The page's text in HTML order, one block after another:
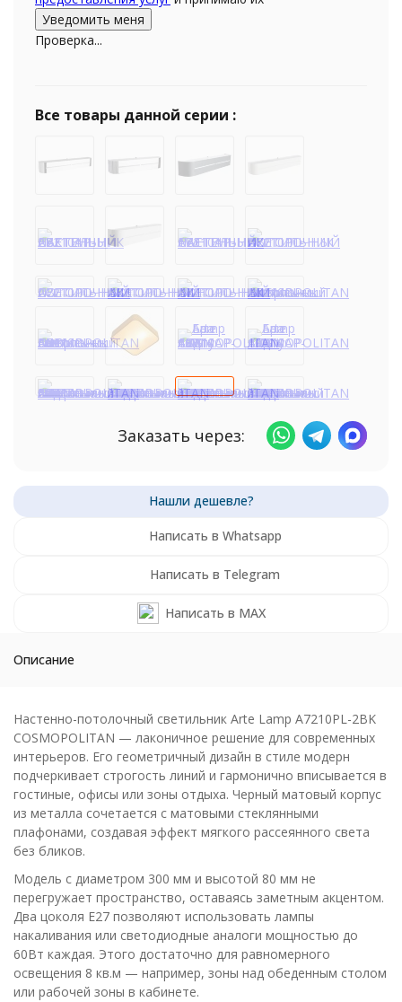
Проверка...
Все товары данной серии :
Заказать через:
Написать в Whatsapp
Написать в Telegram
Написать в MAX
Описание
Настенно-потолочный светильник Arte Lamp A7210PL-2BK
COSMOPOLITAN — лаконичное решение для современных
интерьеров. Его геометричный дизайн в стиле модерн
подчеркивает строгость линий и гармонично вписывается в
гостиные, офисы или зоны отдыха. Черный матовый корпус
из металла сочетается с матовыми стеклянными
плафонами, создавая эффект мягкого рассеянного света
без бликов.
Модель с диаметром 300 мм и высотой 80 мм не
перегружает пространство, оставаясь заметным акцентом.
Два цоколя E27 позволяют использовать лампы
накаливания или светодиодные аналоги мощностью до
60Вт каждая. Этого достаточно для равномерного
освещения 8 кв.м — например, зоны над обеденным столом
или рабочей зоны в кабинете.